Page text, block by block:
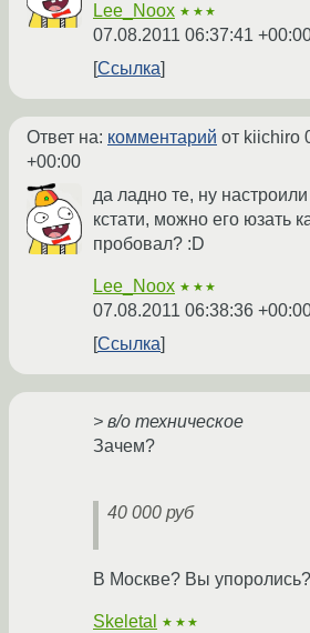
Lee_Noox ★★★
07.08.2011 06:37:41
Ссылка
Ответ на: комментарий от kiichiro
+00:00
да ладно те, ну
кстати, можно его юзать
пробовал? :D
Lee_Noox ★★★
07.08.2011 06:38:36
Ссылка
> в/о техническое
Зачем?
40 000 руб
В Москве? Вы упоролись?
Skeletal ★★★